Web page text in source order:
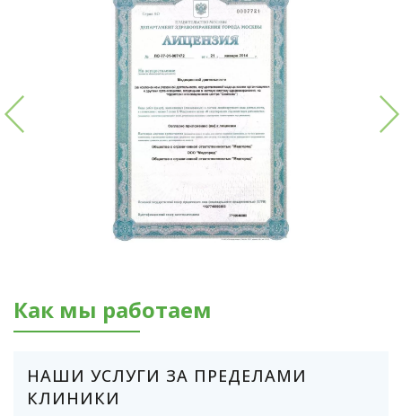
Как мы работаем
НАШИ УСЛУГИ ЗА ПРЕДЕЛАМИ
КЛИНИКИ